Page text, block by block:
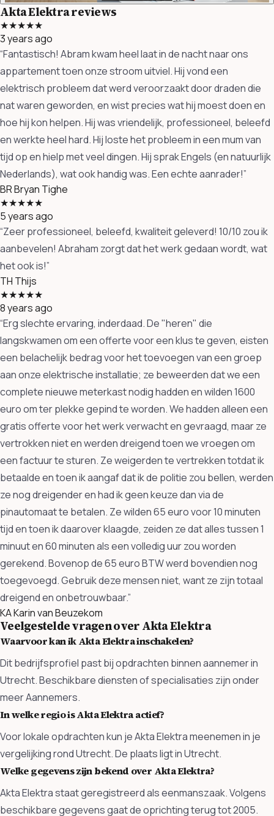
Akta Elektra reviews
★★★★★
3 years ago
“Fantastisch! Abram kwam heel laat in de nacht naar ons
appartement toen onze stroom uitviel. Hij vond een
elektrisch probleem dat werd veroorzaakt door draden die
nat waren geworden, en wist precies wat hij moest doen en
hoe hij kon helpen. Hij was vriendelijk, professioneel, beleefd
en werkte heel hard. Hij loste het probleem in een mum van
tijd op en hielp met veel dingen. Hij sprak Engels (en natuurlijk
Nederlands), wat ook handig was. Een echte aanrader!”
BRBryan Tighe
★★★★★
5 years ago
“Zeer professioneel, beleefd, kwaliteit geleverd! 10/10 zou ik
aanbevelen! Abraham zorgt dat het werk gedaan wordt, wat
het ook is!”
TH Thijs
★★★★★
8 years ago
“Erg slechte ervaring, inderdaad. De "heren" die
langskwamen om een offerte voor een klus te geven, eisten
een belachelijk bedrag voor het toevoegen van een groep
aan onze elektrische installatie; ze beweerden dat we een
complete nieuwe meterkast nodig hadden en wilden 1600
euro om ter plekke gepind te worden. We hadden alleen een
gratis offerte voor het werk verwacht en gevraagd, maar ze
vertrokken niet en werden dreigend toen we vroegen om
een factuur te sturen. Ze weigerden te vertrekken totdat ik
betaalde en toen ik aangaf dat ik de politie zou bellen, werden
ze nog dreigender en had ik geen keuze dan via de
pinautomaat te betalen. Ze wilden 65 euro voor 10 minuten
tijd en toen ik daarover klaagde, zeiden ze dat alles tussen 1
minuut en 60 minuten als een volledig uur zou worden
gerekend. Bovenop de 65 euro BTW werd bovendien nog
toegevoegd. Gebruik deze mensen niet, want ze zijn totaal
dreigend en onbetrouwbaar.”
KAKarin van Beuzekom
Veelgestelde vragen over Akta Elektra
Waarvoor kan ik Akta Elektra inschakelen?
Dit bedrijfsprofiel past bij opdrachten binnen aannemer in
Utrecht. Beschikbare diensten of specialisaties zijn onder
meer Aannemers.
In welke regio is Akta Elektra actief?
Voor lokale opdrachten kun je Akta Elektra meenemen in je
vergelijking rond Utrecht. De plaats ligt in Utrecht.
Welke gegevens zijn bekend over Akta Elektra?
Akta Elektra staat geregistreerd als eenmanszaak. Volgens
beschikbare gegevens gaat de oprichting terug tot 2005.